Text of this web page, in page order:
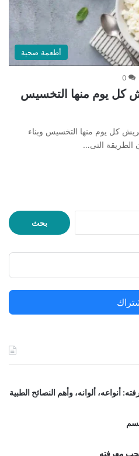
أطعمة صحية
0
كل يوم منها التخسيس
كل يوم منها التخسيس وبناء
الطريقة التى…
ح
ع
ن
أنواعه، ألوانه، وأهم النصائح الطبية
معرفته